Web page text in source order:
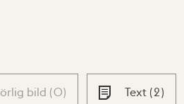
bild (0) Text (2)